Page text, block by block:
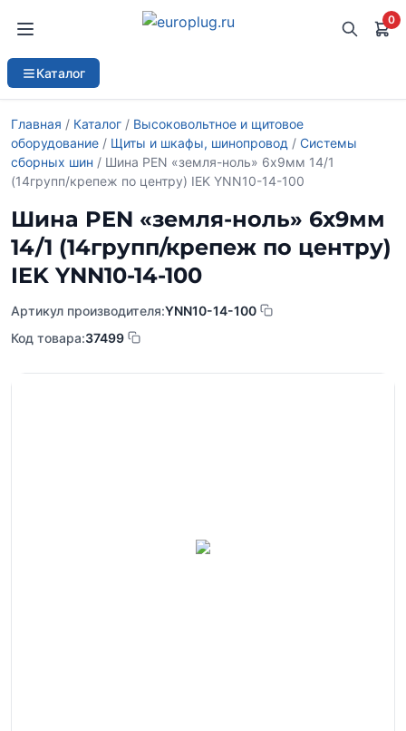
0
Каталог
Главная / Каталог / Высоковольтное и щитовое
оборудование / Щиты и шкафы, шинопровод / Системы
сборных шин / Шина PEN «земля-ноль» 6х9мм 14/1
(14групп/крепеж по центру) IEK YNN10-14-100
Шина PEN «земля-ноль» 6х9мм
14/1 (14групп/крепеж по центру)
IEK YNN10-14-100
Артикул производителя:YNN10-14-100
Код товара:37499